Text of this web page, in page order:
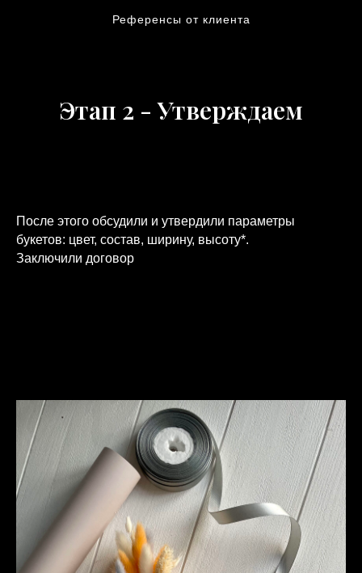
Референсы от клиента
Этап 2 - Утверждаем
После этого обсудили и утвердили параметры
букетов: цвет, состав, ширину, высоту*.
Заключили договор